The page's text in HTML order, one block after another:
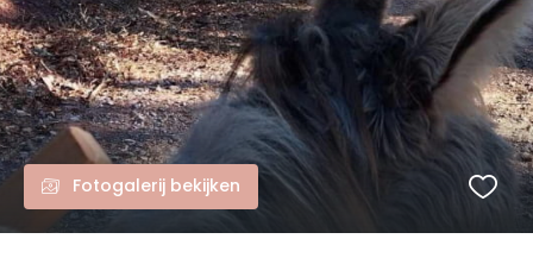
Fotogalerij bekijken